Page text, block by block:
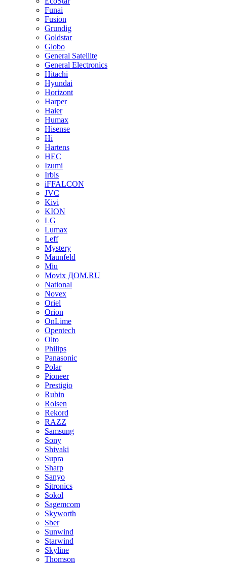
Funai
Fusion
Grundig
Goldstar
Globo
General Satellite
General Electronics
Hitachi
Hyundai
Horizont
Harper
Haier
Humax
Hisense
Hi
Hartens
HEC
Izumi
Irbis
iFFALCON
JVC
Kivi
KION
LG
Lumax
Leff
Mystery
Maunfeld
Miu
Movix ДОМ.RU
National
Novex
Oriel
Orion
OnLime
Opentech
Olto
Philips
Panasonic
Polar
Pioneer
Prestigio
Rubin
Rolsen
Rekord
RAZZ
Samsung
Sony
Shivaki
Supra
Sharp
Sanyo
Sitronics
Sokol
Sagemcom
Skyworth
Sber
Sunwind
Starwind
Skyline
Thomson